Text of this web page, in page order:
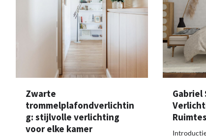
Zwarte
trommelplafondverlichtin
g: stijlvolle verlichting
voor elke kamer
Gabriel
Ruimtes